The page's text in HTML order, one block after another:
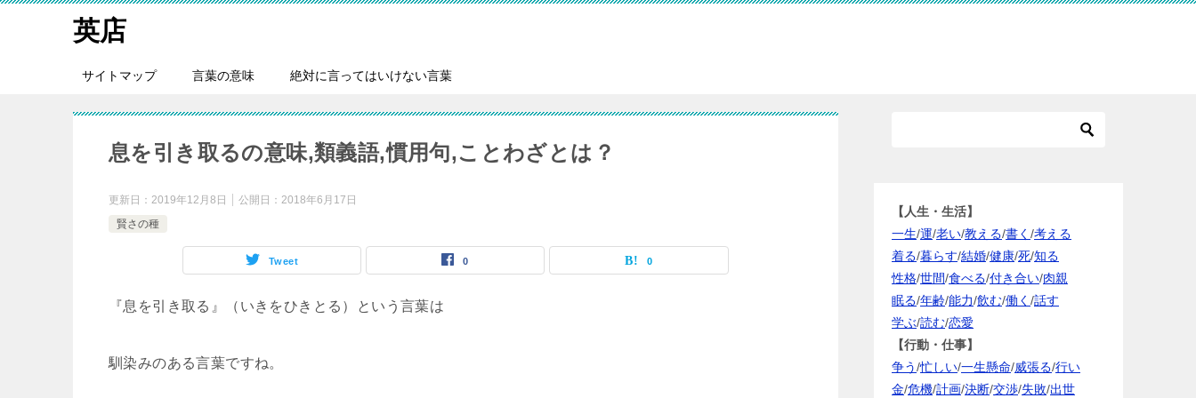
英店
サイトマップ 言葉の意味 絶対に言ってはいけない言葉
息を引き取るの意味,類義語,慣用句,ことわざとは？
更新日： 2019年12月8日 公開日： 2018年6月17日
賢さの種
Tweet 0 0
『息を引き取る』（いきをひきとる）という言葉は
馴染みのある言葉ですね。
【人生・生活】
一生/運/老い/教える/書く /考える
着る/暮らす/結婚/健康/死/知る
性格/世間/食べる/付き合い/肉親
眠る/年齢/能力/飲む/働く /話す
学ぶ/読む/恋愛
【行動・仕事】
争う/忙しい/一生懸命/威張る/行い
金/危機/計画/決断/交渉/失敗/出世